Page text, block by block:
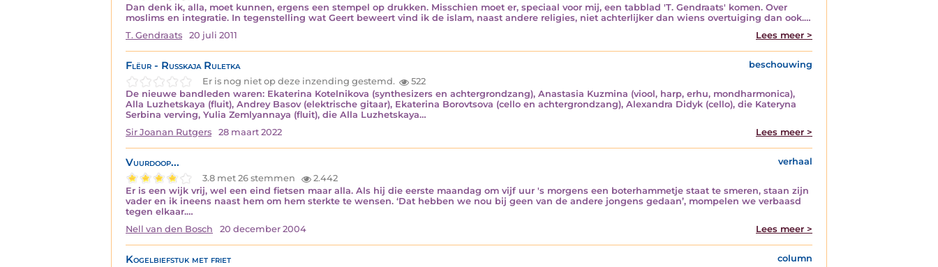
Dan denk ik, alla, moet kunnen, ergens een stempel op drukken. Misschien moet er, speciaal voor mij, een tabblad 'T. Gendraats' komen. Over
moslims en integratie. In tegenstelling wat Geert beweert vind ik de islam, naast andere religies, niet achterlijker dan wiens overtuiging dan ook.…
T. Gendraats
20 juli 2011 Lees meer >
Flëur - Russkaja Ruletka
beschouwing
Er is nog niet op deze inzending gestemd.
522
De nieuwe bandleden waren: Ekaterina Kotelnikova (synthesizers en achtergrondzang), Anastasia Kuzmina (viool, harp, erhu, mondharmonica),
Alla Luzhetskaya (fluit), Andrey Basov (elektrische gitaar), Ekaterina Borovtsova (cello en achtergrondzang), Alexandra Didyk (cello), die Kateryna
Serbina verving, Yulia Zemlyannaya (fluit), die Alla Luzhetskaya…
Sir Joanan Rutgers
28 maart 2022 Lees meer >
Vuurdoop...
verhaal
3.8 met 26 stemmen
2.442
Er is een wijk vrij, wel een eind fietsen maar alla. Als hij die eerste maandag om vijf uur 's morgens een boterhammetje staat te smeren, staan zijn
vader en ik ineens naast hem om hem sterkte te wensen. ‘Dat hebben we nou bij geen van de andere jongens gedaan’, mompelen we verbaasd
tegen elkaar.…
Nell van den Bosch
20 december 2004 Lees meer >
Kogelbiefstuk met friet
column